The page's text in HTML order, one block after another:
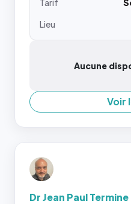
Tarif
Lieu
Aucune
Voir
Dr Jean Paul Termine